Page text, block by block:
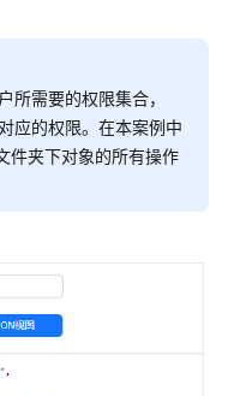
所需要的权限集合，
应的权限。在本案例中
件夹下对象的所有操作